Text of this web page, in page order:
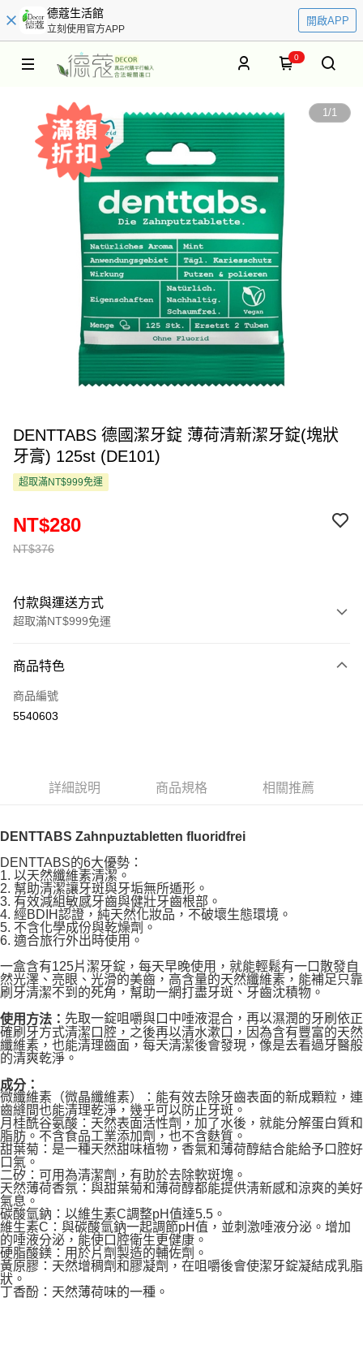
德蔻生活館
立刻使用官方APP
開啟APP
0
1/1
DENTTABS 德國潔牙錠 薄荷清新潔牙錠(塊狀
牙膏) 125st (DE101)
超取滿NT$999免運
NT$376
NT$280
付款與運送方式
超取滿NT$999免運
信用卡一次付款
超商取貨付款
街口支付
Google Pay
ATM付款
運送方式
每筆NT$80，滿NT$999(含以上)免運費
每筆NT$80，滿NT$999(含以上)免運費
7-11取貨付款
每筆NT$80，滿NT$999(含以上)免運費
7-11純取貨 (先付款
每筆NT$80，滿NT$999(含以上)免運費
宅配
每筆NT$100，滿NT$999(含以上)免運費
離島宅配（澎湖、金門、馬祖、小琉球）
每筆NT$250，滿NT$3,000(含以上)免運費
付款後門市自取
免運費
商品特色
商品編號
5540603
詳細說明 商品規格 相關推薦
DENTTABS Zahnpuztabletten fluoridfrei
DENTTABS的6大優勢：
1. 以天然纖維素清潔。
2. 幫助清潔讓牙斑與牙垢無所遁形。
3. 有效減組敏感牙齒與健壯牙齒根部。
4. 經BDIH認證，純天然化妝品，不破壞生態環境。
5. 不含化學成份與乾燥劑。
6. 適合旅行外出時使用。
一盒含有125片潔牙錠，每天早晚使用，就能輕鬆有一口散發自
然光澤、亮眼、光滑的美齒，高含量的天然纖維素，能補足只靠
刷牙清潔不到的死角，幫助一網打盡牙斑、牙齒沈積物。
使用方法： 先取一錠咀嚼與口中唾液混合，再以濕潤的牙刷依正
確刷牙方式清潔口腔，之後再以清水漱口，因為含有豐富的天然
纖維素，也能清理齒面，每天清潔後會發現，像是去看過牙醫般
的清爽乾淨。
成分：
微纖維素（微晶纖維素）：能有效去除牙齒表面的新成顆粒，連
齒縫間也能清理乾淨，幾乎可以防止牙斑。
月桂酰谷氨酸：天然表面活性劑，加了水後，就能分解蛋白質和
脂肪。不含食品工業添加劑，也不含麩質。
甜葉菊：是一種天然甜味植物，香氣和薄荷醇結合能給予口腔好
口氣。
二矽：可用為清潔劑，有助於去除軟斑塊。
天然薄荷香氛：與甜葉菊和薄荷醇都能提供淸新感和涼爽的美好
氣息。
碳酸氫鈉：以維生素C調整pH值達5.5。
維生素C：與碳酸氫鈉一起調節pH值，並刺激唾液分泌。增加
的唾液分泌，能使口腔衛生更健康。
硬脂酸鎂：用於片劑製造的輔佐劑。
黃原膠：天然增稠劑和膠凝劑，在咀嚼後會使潔牙錠凝結成乳脂
狀。
丁香酚：天然薄荷味的一種。